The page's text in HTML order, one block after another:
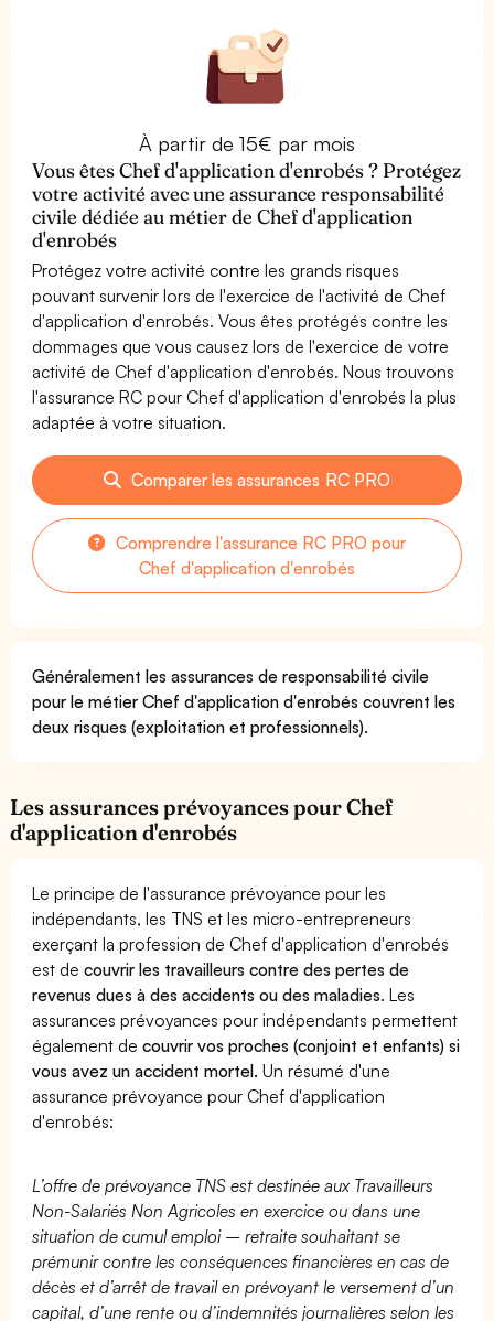
À partir de 15€ par mois
Vous êtes Chef d'application d'enrobés ? Protégez
votre activité avec une assurance responsabilité
civile dédiée au métier de Chef d'application
d'enrobés
Protégez votre activité contre les grands risques
pouvant survenir lors de l'exercice de l'activité de Chef
d'application d'enrobés. Vous êtes protégés contre les
dommages que vous causez lors de l'exercice de votre
activité de Chef d'application d'enrobés. Nous trouvons
l'assurance RC pour Chef d'application d'enrobés la plus
adaptée à votre situation.
Comparer les assurances RC PRO
Comprendre l'assurance RC PRO pour
Chef d'application d'enrobés
Généralement les assurances de responsabilité civile
pour le métier Chef d'application d'enrobés couvrent les
deux risques (exploitation et professionnels).
Les assurances prévoyances pour Chef
d'application d'enrobés
Le principe de l'assurance prévoyance pour les
indépendants, les TNS et les micro-entrepreneurs
exerçant la profession de Chef d'application d'enrobés
est decouvrir les travailleurs contre des pertes de
revenus dues à des accidents ou des maladies. Les
assurances prévoyances pour indépendants permettent
également decouvrir vos proches (conjoint et enfants) si
vous avez un accident mortel. Un résumé d'une
assurance prévoyance pour Chef d'application
d'enrobés:
L’offre de prévoyance TNS est destinée aux Travailleurs
Non-Salariés Non Agricoles en exercice ou dans une
situation de cumul emploi – retraite souhaitant se
prémunir contre les conséquences financières en cas de
décès et d’arrêt de travail en prévoyant le versement d’un
capital, d’une rente ou d’indemnités journalières selon les